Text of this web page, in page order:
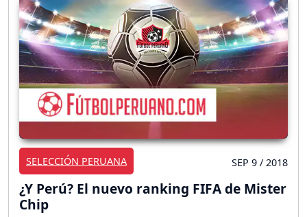
SELECCIÓN PERUANA SEP 9 / 2018
¿Y Perú? El nuevo ranking FIFA de Mister
Chip